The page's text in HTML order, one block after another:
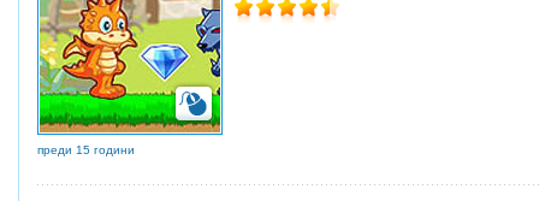
преди 15 години